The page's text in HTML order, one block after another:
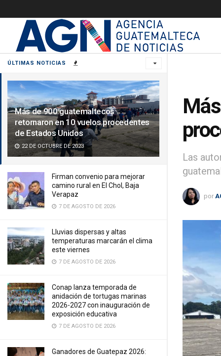
ÚLTIMAS NOTICIAS
Más de 900 guatemaltecos
retornaron en 10 vuelos procedentes
de Estados Unidos
22 DE OCTUBRE DE 2023
Firman convenio para mejorar
camino rural en El Chol, Baja
Verapaz
7 DE AGOSTO DE 2026
Lluvias dispersas y altas
temperaturas marcarán el clima
este viernes
7 DE AGOSTO DE 2026
Conap lanza temporada de
anidación de tortugas marinas
2026-2027 con inauguración de
exposición educativa
7 DE AGOSTO DE 2026
Ganadores de Guatepaz 2026:
Las
por